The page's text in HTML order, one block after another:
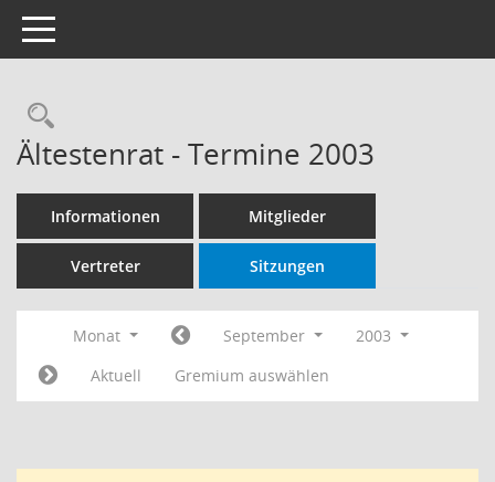
Toggle navigation
Rechercheauswahl
Ältestenrat - Termine 2003
Informationen Mitglieder
Vertreter Sitzungen
Monat September
2003
Aktuell
Gremium auswählen